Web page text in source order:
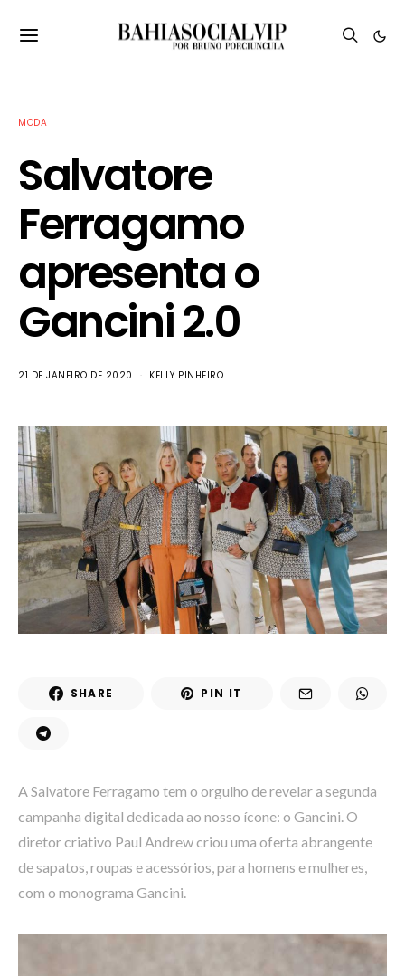
MODA
Salvatore
Ferragamo
apresenta o
Gancini 2.0
21 DE JANEIRO DE 2020 KELLY PINHEIRO
SHARE PIN IT
A Salvatore Ferragamo tem o orgulho de revelar a segunda
campanha digital dedicada ao nosso ícone: o Gancini. O
diretor criativo Paul Andrew criou uma oferta abrangente
de sapatos, roupas e acessórios, para homens e mulheres,
com o monograma Gancini.